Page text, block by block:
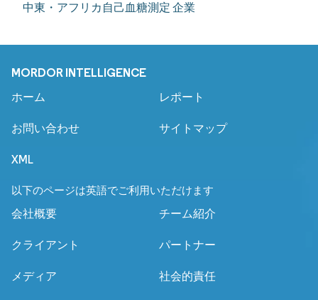
中東・アフリカ自己血糖測定 企業
MORDOR INTELLIGENCE
ホーム レポート
お問い合わせ サイトマップ
XML
以下のページは英語でご利用いただけます
会社概要
チーム紹介
クライアント パートナー
メディア 社会的責任